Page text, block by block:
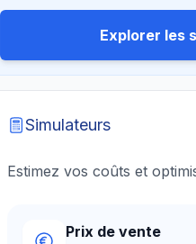
Explorer les
Simulateurs
Estimez vos coûts et
Prix de vente